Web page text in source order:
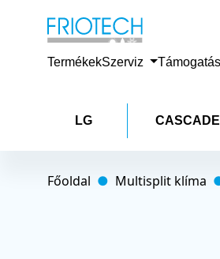
TermékekSzerviz
LG CASCADE
Főoldal Multisplit klíma